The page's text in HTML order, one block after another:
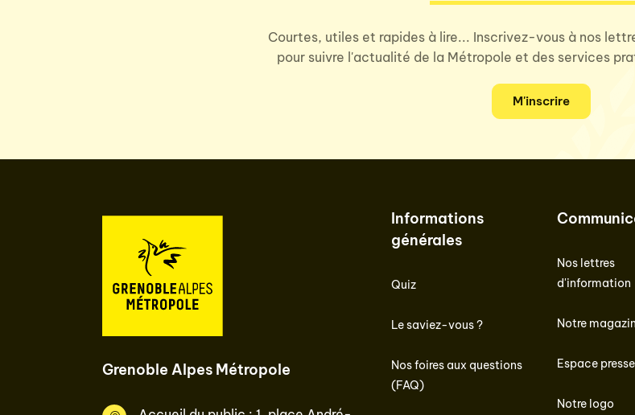
Courtes, utiles et rapides à lire... Inscrivez-vous à nos
pour suivre l'actualité de la Métropole et des services
M'inscrire
Grenoble Alpes Métropole
Informations
générales
Quiz
Le saviez-vous ?
Nos foires aux questions
(FAQ)
Nos lettres
d'information
Notre
Espace presse
Notre logo